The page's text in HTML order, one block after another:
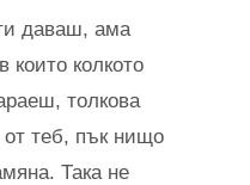
даваш, ама
колкото
толкова
от теб, пък нищо
Така не